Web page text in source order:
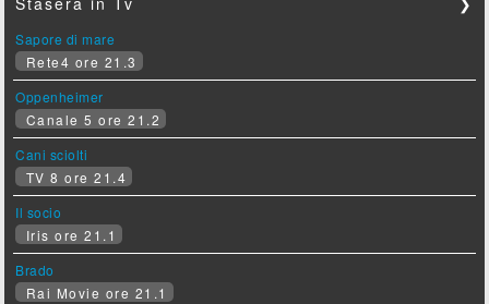
Sapore di mare
Rete4 ore 21.3
Oppenheimer
Canale 5 ore 21.2
Cani sciolti
TV 8 ore 21.4
Il socio
Iris ore 21.1
Brado
Rai Movie ore 21.1